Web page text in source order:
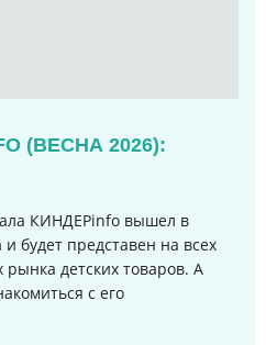
(ВЕСНА 2026):
КИНДЕРinfo вышел в
будет представен на всех
детских товаров. А
с его